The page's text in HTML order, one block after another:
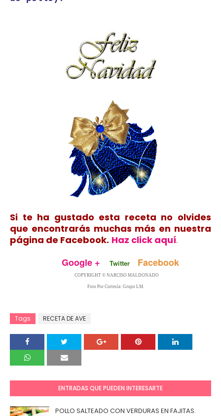
Si te ha gustado esta receta no olvides
que encontrarás muchas más en nuestra
página de Facebook. Haz click aquí.
Google + Twitter Facebook
COPYRIGHT © NARCISO MALDONADO
Foto Por Cortesía: Grupo LM.
Tags RECETA DE AVE
ENTRADAS QUE PUEDEN INTERESARTE
POLLO SALTEADO CON VERDURAS EN FAJITAS.